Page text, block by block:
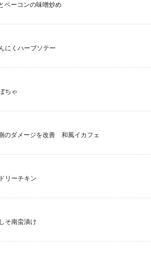
ーコンの味噌炒め
くハーブソテー
ちゃ
のダメージを改善 和風イカフェ
リーチキン
そ南蛮漬け